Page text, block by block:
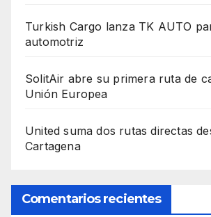
Turkish Cargo lanza TK AUTO
automotriz
SolitAir abre su primera ruta de
Unión Europea
United suma dos rutas directas
Cartagena
Comentarios recientes